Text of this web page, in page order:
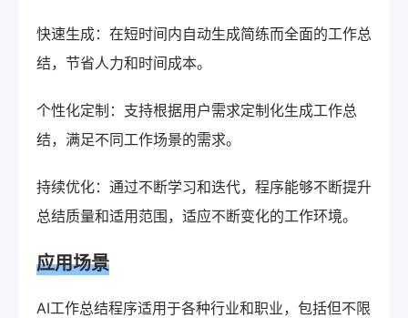
快速生成：在短时间内自动生成简练而全面的工作总
结，节省人力和时间成本。
个性化定制：支持根据用户需求定制化生成工作总
结，满足不同工作场景的需求。
持续优化：通过不断学习和迭代，程序能够不断提升
总结质量和适用范围，适应不断变化的工作环境。
应用场景
AI工作总结程序适用于各种行业和职业，包括但不限